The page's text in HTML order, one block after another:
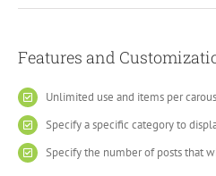
Features and
Unlimited use and items per
Specify a specific category to
Specify the number of posts that